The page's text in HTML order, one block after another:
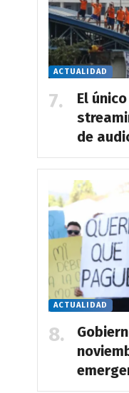
ACTUALIDAD
El
de
ACTUALIDAD